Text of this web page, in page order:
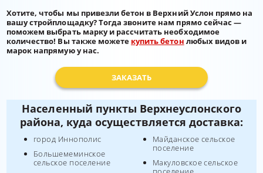
Хотите, чтобы мы привезли бетон в Верхний Услон прямо на
вашу стройплощадку? Тогда звоните нам прямо сейчас —
поможем выбрать марку и рассчитать необходимое
количество! Вы также можете купить бетон любых видов и
марок напрямую у нас.
ЗАКАЗАТЬ
Населенный пункты Верхнеуслонского
района, куда осуществляется доставка:
город Иннополис
Большемеминское
сельское поселение
Майданское сельское
поселение
Макуловское сельское